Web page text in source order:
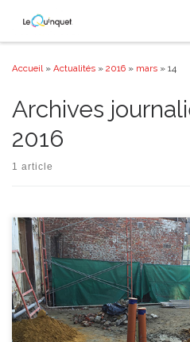
Passer au contenu
Accueil » Actualités » 2016 » mars » 14
Archives
2016
1 article
Et question tuyaux, on ne fait pas dans
sous-marins stationne se rassemble